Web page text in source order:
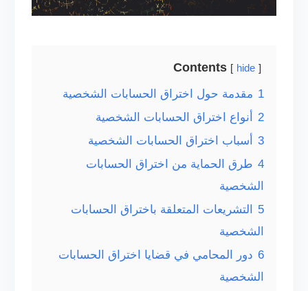
Contents hide
1 مقدمة حول اختراق الحسابات الشخصية
2
أنواع اختراق الحسابات الشخصية
3
أسباب اختراق الحسابات الشخصية
4 طرق الحماية من اختراق الحسابات
الشخصية
5
التشريعات المتعلقة باختراق الحسابات
الشخصية
6 دور المحامي في قضايا اختراق الحسابات
الشخصية